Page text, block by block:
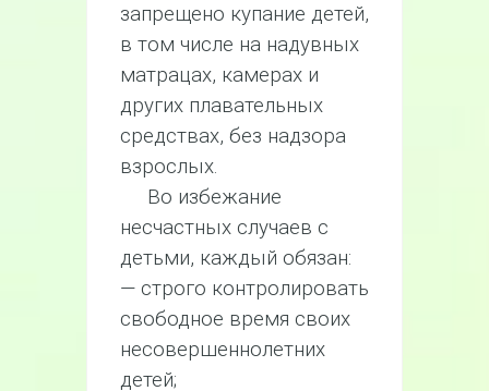
запрещено купание детей,
в том числе на надувных
матрацах, камерах и
других плавательных
средствах, без надзора
взрослых.
Во избежание
несчастных случаев с
детьми, каждый обязан:
— строго контролировать
свободное время своих
несовершеннолетних
детей;